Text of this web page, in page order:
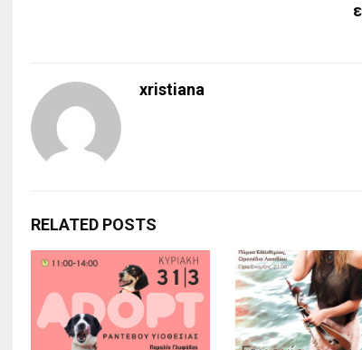
xristiana
RELATED POSTS